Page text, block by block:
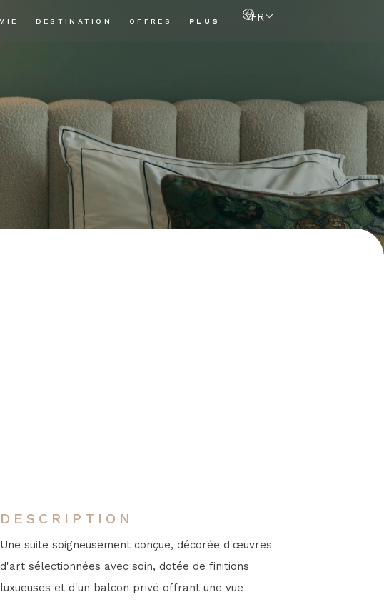
DESTINATION OFFRES PLUS FR
DESCRIPTION
Une suite soigneusement conçue, décorée d'œuvres
d'art sélectionnées avec soin, dotée de finitions
luxueuses et d'un balcon privé offrant une vue